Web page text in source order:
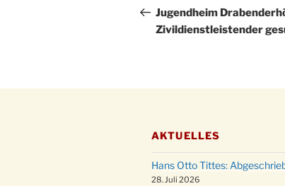
Beitrag
Jugendheim
Zivildienstleistender
AKTUELLES
Hans Otto Tittes:
28. Juli 2026